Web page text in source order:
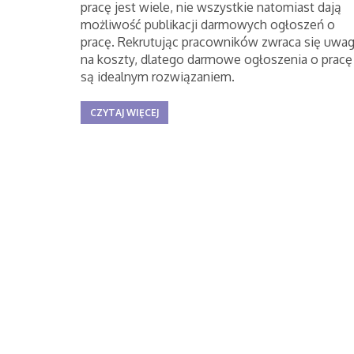
pracę jest wiele, nie wszystkie natomiast dają
możliwość publikacji darmowych ogłoszeń o
pracę. Rekrutując pracowników zwraca się
na koszty, dlatego darmowe ogłoszenia o pracę
są idealnym rozwiązaniem.
CZYTAJ WIĘCEJ